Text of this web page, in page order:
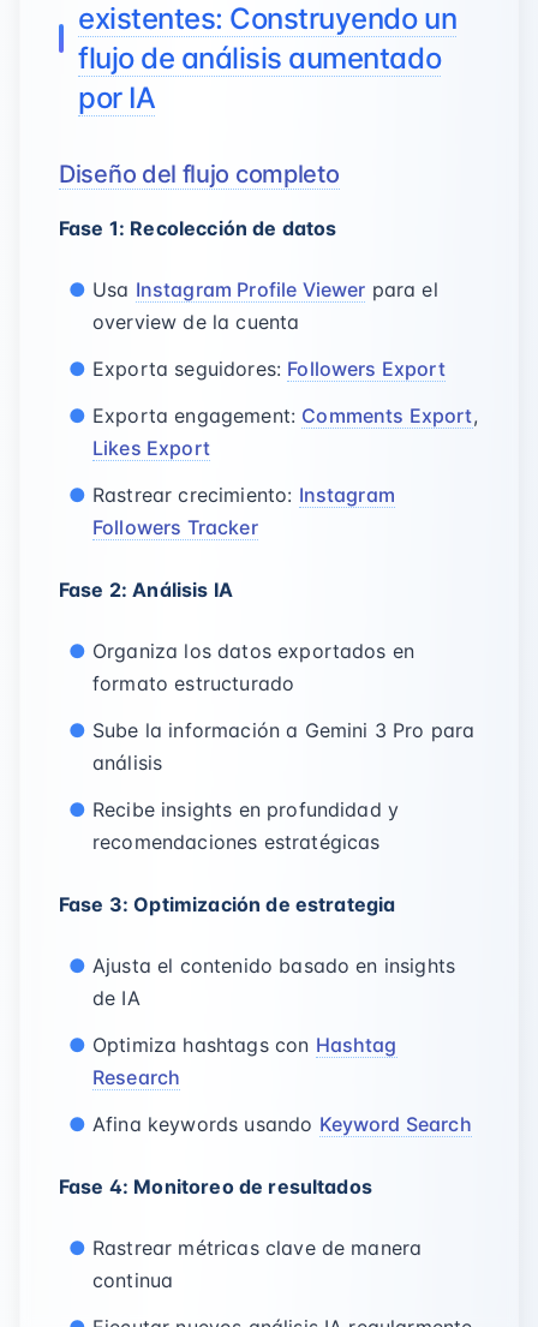
existentes: Construyendo un
flujo de análisis aumentado
por IA
Diseño del flujo completo
Fase 1: Recolección de datos
Usa Instagram Profile Viewer para el
overview de la cuenta
Exporta seguidores: Followers Export
Exporta engagement: Comments Export,
Likes Export
Rastrear crecimiento: Instagram
Followers Tracker
Fase 2: Análisis IA
Organiza los datos exportados en
formato estructurado
Sube la información a Gemini 3 Pro para
análisis
Recibe insights en profundidad y
recomendaciones estratégicas
Fase 3: Optimización de estrategia
Ajusta el contenido basado en insights
de IA
Optimiza hashtags con Hashtag
Research
Afina keywords usando Keyword Search
Fase 4: Monitoreo de resultados
Rastrear métricas clave de manera
continua